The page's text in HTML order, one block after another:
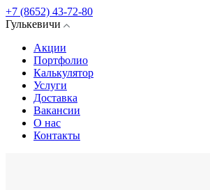
+7 (8652) 43-72-80
Гулькевичи
Акции
Портфолио
Калькулятор
Услуги
Доставка
Вакансии
О нас
Контакты